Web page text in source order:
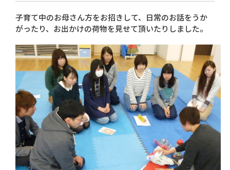
子育て中のお母さん方をお招きして、日常のお話をうか
がったり、お出かけの荷物を見せて頂いたりしました。